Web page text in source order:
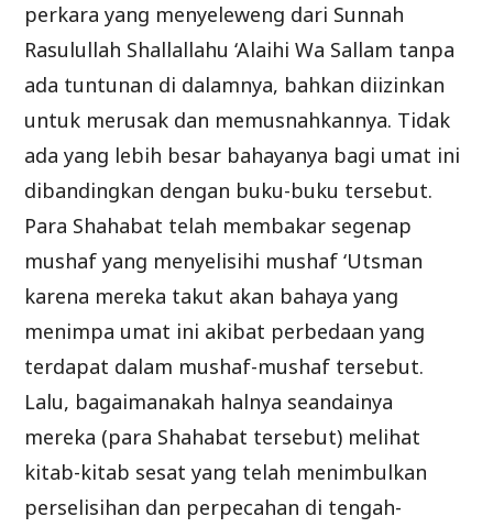
perkara yang menyeleweng dari Sunnah
Rasulullah Shallallahu ‘Alaihi Wa Sallam tanpa
ada tuntunan di dalamnya, bahkan diizinkan
untuk merusak dan memusnahkannya. Tidak
ada yang lebih besar bahayanya bagi umat ini
dibandingkan dengan buku-buku tersebut.
Para Shahabat telah membakar segenap
mushaf yang menyelisihi mushaf ‘Utsman
karena mereka takut akan bahaya yang
menimpa umat ini akibat perbedaan yang
terdapat dalam mushaf-mushaf tersebut.
Lalu, bagaimanakah halnya seandainya
mereka (para Shahabat tersebut) melihat
kitab-kitab sesat yang telah menimbulkan
perselisihan dan perpecahan di tengah-